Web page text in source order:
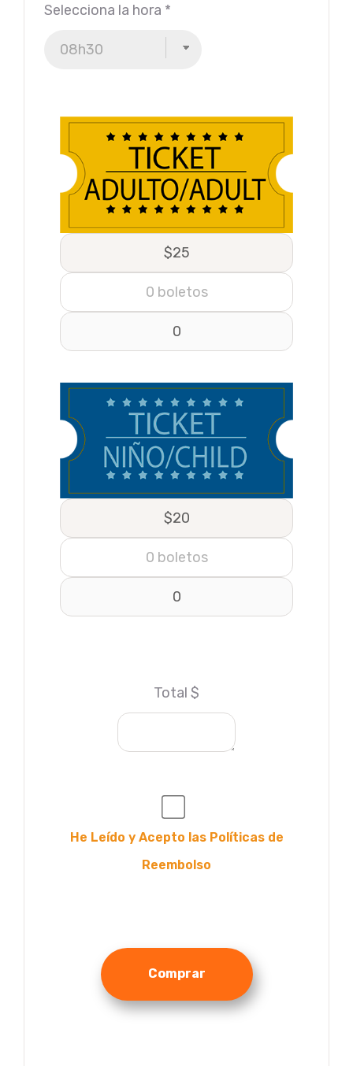
Selecciona la hora *
Total $
He Leído y Acepto las Políticas de
Reembolso